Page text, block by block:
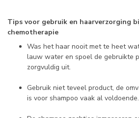
Tips voor gebruik en haarverzorging
chemotherapie
Was het haar nooit met te heet
lauw water en spoel de gebruikte
zorgvuldig uit.
Gebruik niet teveel product, de
is voor shampoo vaak al voldoende.